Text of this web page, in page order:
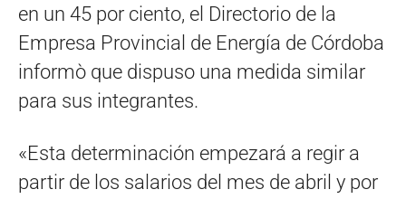
en un 45 por ciento, el Directorio de la
Empresa Provincial de Energía de Córdoba
informò que dispuso una medida similar
para sus integrantes.
«Esta determinación empezará a regir a
partir de los salarios del mes de abril y por